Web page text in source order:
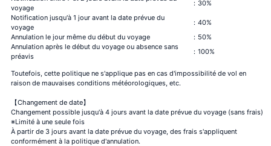
voyage
：30%
Notification jusqu'à 1 jour avant la date prévue du
voyage
：40%
Annulation le jour même du début du voyage
：50%
Annulation après le début du voyage ou absence sans
préavis
：100%
Toutefois, cette politique ne s'applique pas en cas d'impossibilité de vol en
raison de mauvaises conditions météorologiques, etc.
【Changement de date】
Changement possible jusqu'à 4 jours avant la date prévue du voyage (sans frais)
※Limité à une seule fois
À partir de 3 jours avant la date prévue du voyage, des frais s'appliquent
conformément à la politique d'annulation.